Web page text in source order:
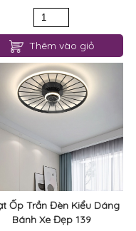
Thêm vào giỏ
Ốp Trần Đèn Kiểu Dáng
Bánh Xe Đẹp 139